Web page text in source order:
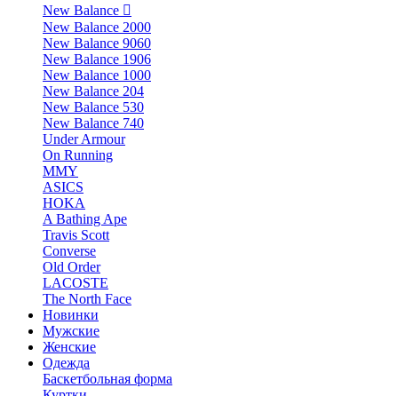
New Balance
New Balance 2000
New Balance 9060
New Balance 1906
New Balance 1000
New Balance 204
New Balance 530
New Balance 740
Under Armour
On Running
MMY
ASICS
HOKA
A Bathing Ape
Travis Scott
Converse
Old Order
LACOSTE
The North Face
Новинки
Мужские
Женские
Одежда
Баскетбольная форма